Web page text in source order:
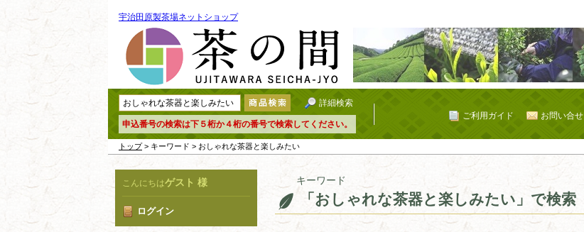
宇治田原製茶場ネットショップ
詳細検索
申込番号の検索は下５桁か４桁の番号で検索してください。
お問い合せ
ご利用ガイド
トップ> キーワード > おしゃれな茶器と楽しみたい
こんにちはゲスト 様
ログイン
キーワード
「おしゃれな茶器と楽しみたい」で検索